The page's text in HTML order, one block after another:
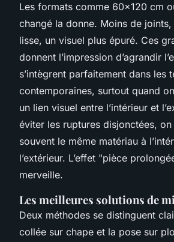
Les formats comme 60x120 cm
changé la donne. Moins de
lisse, un visuel plus épuré. Ces
donnent l’impression d’agrandir
s’intègrent parfaitement dans les
contemporaines, surtout quand
un lien visuel entre l’intérieur et
éviter les ruptures disjonctées,
souvent le même matériau à
l’extérieur. L’effet "pièce
merveille.
Les meilleures solutions de
Deux méthodes se distinguent
collée sur chape et la pose sur